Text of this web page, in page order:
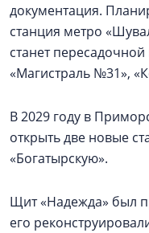
документация.
станция метро
станет
«Магистраль №31»,
В 2029 году в
открыть две новые
«Богатырскую».
Щит «Надежда» был
его